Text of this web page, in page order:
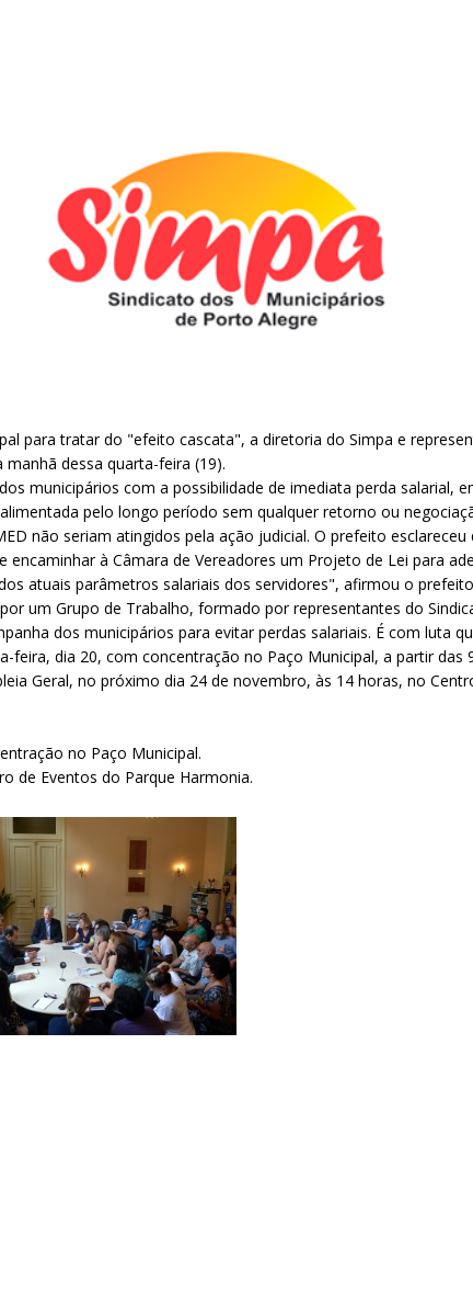
para tratar do "efeito cascata", a diretoria do Simpa e
dessa quarta-feira (19).
municipários com a possibilidade de imediata perda salarial,
pelo longo período sem qualquer retorno ou
não seriam atingidos pela ação judicial. O prefeito
à Câmara de Vereadores um Projeto de Lei para
atuais parâmetros salariais dos servidores", afirmou o
um Grupo de Trabalho, formado por representantes do
dos municipários para evitar perdas salariais. É com luta
feira, dia 20, com concentração no Paço Municipal, a partir das
Geral, no próximo dia 24 de novembro, às 14 horas, no
no Paço Municipal.
de Eventos do Parque Harmonia.